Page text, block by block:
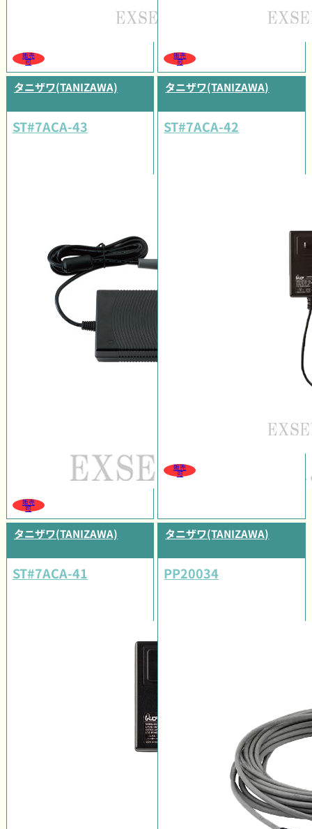
販売
可
販売
可
タニザワ(TANIZAWA)
ST#7ACA-43
販売
可
タニザワ(TANIZAWA)
ST#7ACA-42
販売
可
タニザワ(TANIZAWA)
ST#7ACA-41
タニザワ(TANIZAWA)
PP20034